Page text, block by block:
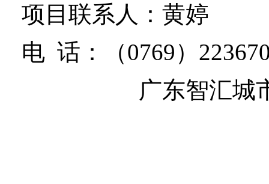
项目联系人： 黄婷
电 话：
（0769）
广东智汇城